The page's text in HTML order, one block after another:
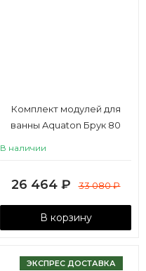
Комплект модулей для
ванны Aquaton Брук 80
В наличии
26 464 ₽ 33 080₽
В корзину
ЭКСПРЕС ДОСТАВКА